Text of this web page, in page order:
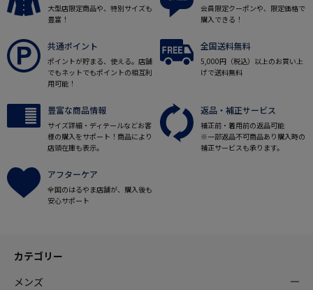
大型店限定商品や、特別サイズも
豊富！
会員限定クーポンや、限定価格で
購入できる！
共通ポイント
ポイントが貯まる、使える。店舗
でもネットでもポイントの相互利
用可能！
全国送料無料
5,000円（税込）以上のお買い上
げで送料無料
豊富な商品情報
サイズ詳細・ディテールなどお客
様の購入をサポート！商品により
店頭在庫も表示。
返品・補正サービス
補正前・着用前の返品可能
※一部返品不可商品あり購入時の
補正サービスも承ります。
アフターケア
全国のはるやま店舗が、購入後も
安心サポート
カテゴリー
メンズ